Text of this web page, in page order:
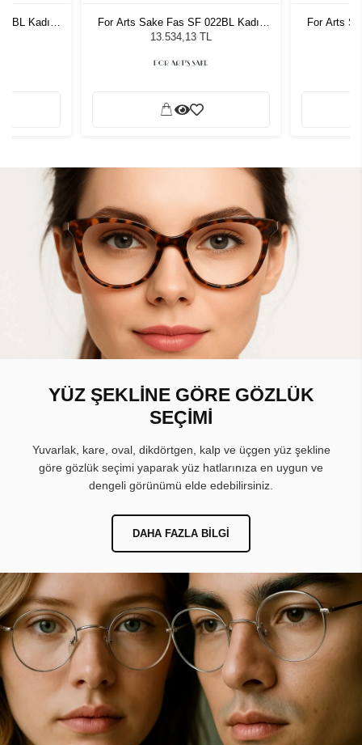
Kadın
For Arts Sake Fas SF 022BL Kadın
Güneş Gözlüğü
13.534,13 TL
For Arts
YÜZ ŞEKLİNE GÖRE GÖZLÜK
SEÇİMİ
Yuvarlak, kare, oval, dikdörtgen, kalp ve üçgen yüz şekline
göre gözlük seçimi yaparak yüz hatlarınıza en uygun ve
dengeli görünümü elde edebilirsiniz.
DAHA FAZLA BILGI